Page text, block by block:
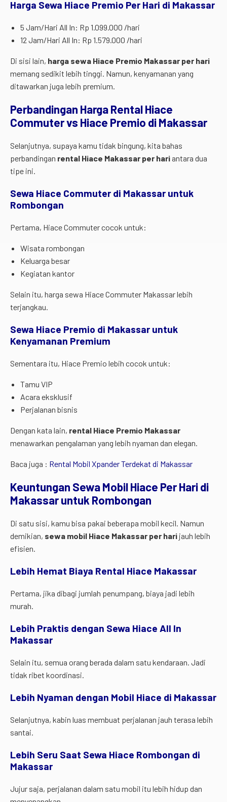
Harga Sewa Hiace Premio Per Hari di Makassar
5 Jam/Hari All In: Rp 1.099.000 /hari
12 Jam/Hari All In: Rp 1.579.000 /hari
Di sisi lain, harga sewa Hiace Premio Makassar per hari
memang sedikit lebih tinggi. Namun, kenyamanan yang
ditawarkan juga lebih premium.
Perbandingan Harga Rental Hiace
Commuter vs Hiace Premio di Makassar
Selanjutnya, supaya kamu tidak bingung, kita bahas
perbandingan rental Hiace Makassar per hari antara dua
tipe ini.
Sewa Hiace Commuter di Makassar untuk
Rombongan
Pertama, Hiace Commuter cocok untuk:
Wisata rombongan
Keluarga besar
Kegiatan kantor
Selain itu, harga sewa Hiace Commuter Makassar lebih
terjangkau.
Sewa Hiace Premio di Makassar untuk
Kenyamanan Premium
Sementara itu, Hiace Premio lebih cocok untuk:
Tamu VIP
Acara eksklusif
Perjalanan bisnis
Dengan kata lain, rental Hiace Premio Makassar
menawarkan pengalaman yang lebih nyaman dan elegan.
Baca juga : Rental Mobil Xpander Terdekat di Makassar
Keuntungan Sewa Mobil Hiace Per Hari di
Makassar untuk Rombongan
Di satu sisi, kamu bisa pakai beberapa mobil kecil. Namun
demikian, sewa mobil Hiace Makassar per hari jauh lebih
efisien.
Lebih Hemat Biaya Rental Hiace Makassar
Pertama, jika dibagi jumlah penumpang, biaya jadi lebih
murah.
Lebih Praktis dengan Sewa Hiace All In
Makassar
Selain itu, semua orang berada dalam satu kendaraan. Jadi
tidak ribet koordinasi.
Lebih Nyaman dengan Mobil Hiace di Makassar
Selanjutnya, kabin luas membuat perjalanan jauh terasa lebih
santai.
Lebih Seru Saat Sewa Hiace Rombongan di
Makassar
Jujur saja, perjalanan dalam satu mobil itu lebih hidup dan